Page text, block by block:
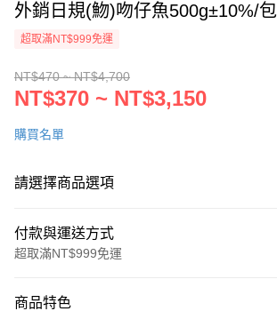
外銷日規(魩)吻仔魚500g±10%/包
超取滿NT$999免運
NT$470 ~ NT$4,700
NT$370 ~ NT$3,150
購買名單
請選擇商品選項
付款與運送方式
超取滿NT$999免運
信用卡一次付款
商品特色